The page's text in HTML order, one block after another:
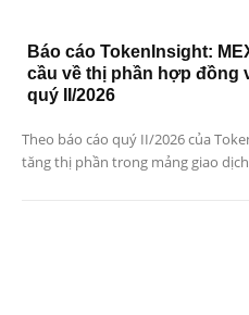
Báo cáo TokenInsight:
cầu về thị phần hợp đồng
quý II/2026
Theo báo cáo quý II/2026 của
tăng thị phần trong mảng giao